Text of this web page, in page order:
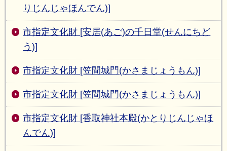
りじんじゃほんでん)]
市指定文化財 [安居(あご)の千日堂(せんにちど
う)]
市指定文化財 [笠間城門(かさまじょうもん)]
市指定文化財 [笠間城門(かさまじょうもん)]
市指定文化財 [香取神社本殿(かとりじんじゃほ
んでん)]